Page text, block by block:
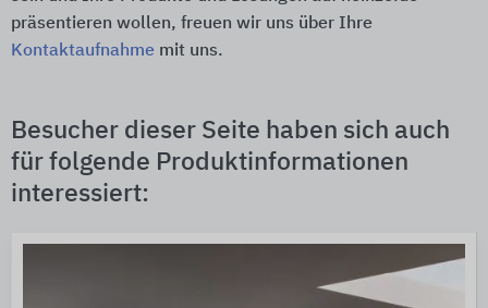
präsentieren wollen, freuen wir uns über Ihre
Kontaktaufnahme mit uns.
Besucher dieser Seite haben sich auch
für folgende Produktinformationen
interessiert: